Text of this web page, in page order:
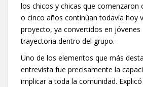
los chicos y chicas que comenzaron
o cinco años continúan todavía hoy
proyecto, ya convertidos en jóvenes
trayectoria dentro del grupo.
Uno de los elementos que más
entrevista fue precisamente la
implicar a toda la comunidad.